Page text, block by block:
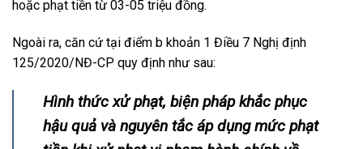
hoặc phạt tiền từ 03-05 triệu đồng.
Ngoài ra, căn cứ tại điểm b khoản 1 Điều 7 Nghị định
125/2020/NĐ-CP quy định như sau:
Hình thức xử phạt, biện pháp khắc phục
hậu quả và nguyên tắc áp dụng mức phạt